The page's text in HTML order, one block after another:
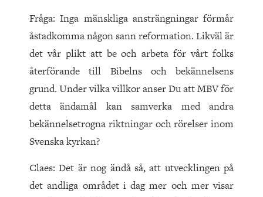
Fråga: Inga mänskliga ansträngningar förmår
åstadkomma någon sann reformation. Likväl är
det vår plikt att be och arbeta för vårt folks
återförande till Bibelns och bekännelsens
grund. Under vilka villkor anser Du att MBV för
detta ändamål kan samverka med andra
bekännelsetrogna riktningar och rörelser inom
Svenska kyrkan?
Claes: Det är nog ändå så, att utvecklingen på
det andliga området i dag mer och mer visar